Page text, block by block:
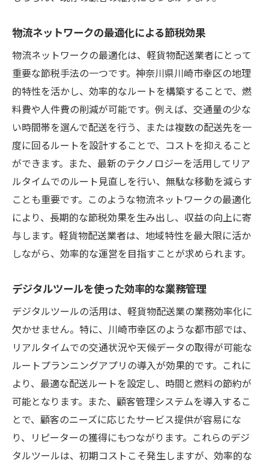
物流ネットワークの最適化による節税効果
物流ネットワークの最適化は、軽貨物配送業者にとって
重要な節税手法の一つです。神奈川県川崎市幸区の地理
的特性を活かし、効率的なルートを構築することで、燃
料費や人件費の削減が可能です。例えば、交通量の少な
い時間帯を選んで配送を行う、または複数の配送先を一
度に回るルートを設計することで、コストを抑えること
ができます。また、最新のテクノロジーを活用してリア
ルタイムでのルート見直しを行い、無駄な移動を減らす
ことも重要です。このような物流ネットワークの最適化
により、長期的な節税効果を生み出し、収益の向上に寄
与します。軽貨物配送業者は、地域特性を最大限に活か
しながら、効率的な運営を目指すことが求められます。
デジタルツールを使った効率的な業務管理
デジタルツールの活用は、軽貨物配送業の業務効率化に
欠かせません。特に、川崎市幸区のような都市部では、
リアルタイムでの交通状況や天候データの取得が可能な
ルートプランニングアプリの導入が効果的です。これに
より、最適な配送ルートを設定し、時間と燃料の節約が
可能となります。また、顧客管理システムを導入するこ
とで、顧客のニーズに応じたサービス提供が容易にな
り、リピーターの獲得にもつながります。これらのデジ
タルツールは、初期コストこそ発生しますが、効率的な